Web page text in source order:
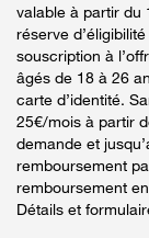
valable à partir du
réserve
souscription à
âgés de 18 à 26
carte d’identité.
25€/mois à partir
demande et
remboursement
remboursement
Détails et